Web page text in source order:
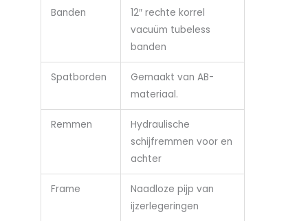
Banden
12″ rechte korrel
vacuüm tubeless
banden
Spatborden
Gemaakt van AB-
materiaal.
Remmen
Hydraulische
schijfremmen voor en
achter
Frame
Naadloze pijp van
ijzerlegeringen